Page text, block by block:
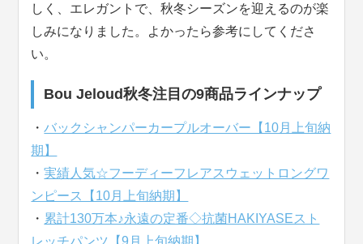
しく、エレガントで、秋冬シーズンを迎えるのが楽
しみになりました。よかったら参考にしてくださ
い。
Bou Jeloud秋冬注目の9商品ラインナップ
・バックシャンパーカープルオーバー【10月上旬納
期】
・実績人気☆フーディーフレアスウェットロングワ
ンピース【10月上旬納期】
・ 累計130万本♪永遠の定番◇抗菌HAKIYASEスト
レッチパンツ【9月上旬納期】